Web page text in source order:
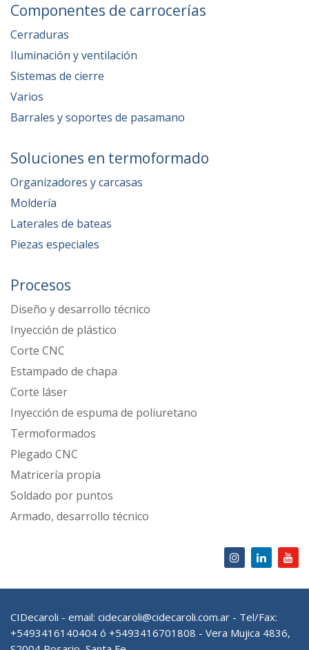
Componentes de carrocerías
Cerraduras
Iluminación y ventilación
Sistemas de cierre
Varios
Barrales y soportes de pasamano
Soluciones en termoformado
Organizadores y carcasas
Moldería
Laterales de bateas
Piezas especiales
Procesos
Diseño y desarrollo técnico
Inyección de plástico
Corte CNC
Estampado de chapa
Corte láser
Inyección de espuma de poliuretano
Termoformados
Plegado CNC
Matricería propia
Soldado por puntos
Armado, desarrollo técnico
CIDecaroli - email: cidecaroli@cidecaroli.com.ar - Tel/Fax:
+5493416140404 ó +5493416701808 - Vera Mujica 4836,